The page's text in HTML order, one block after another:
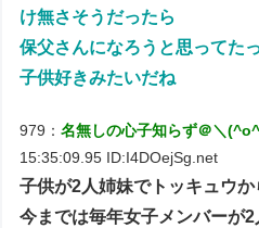
け無さそうだったら
保父さんになろうと思ってた
子供好きみたいだね
979：名無しの心子知らず＠＼
15:35:09.95 ID:I4DOejSg.net
子供が2人姉妹でトッキュウか
今までは毎年女子メンバーが2